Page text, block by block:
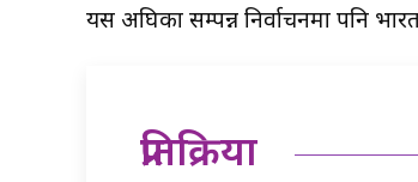
यस अघिका सम्पन्न निर्वाचनमा पनि
प्रतिक्रिया